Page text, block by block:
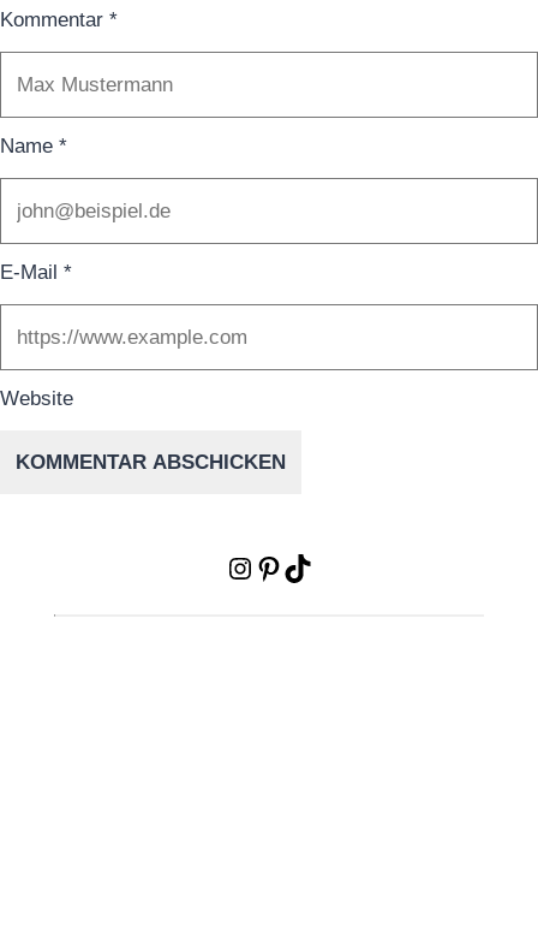
Kommentar *
Name *
E-Mail *
Website
Instagram
Pinterest
TikTok